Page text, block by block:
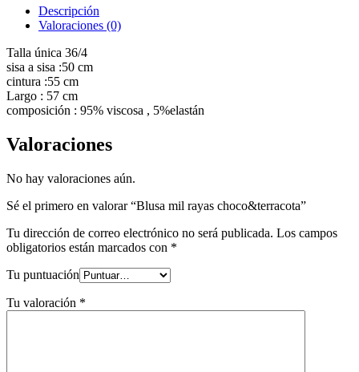
Descripción
Valoraciones (0)
Talla única 36/4
sisa a sisa :50 cm
cintura :55 cm
Largo : 57 cm
composición : 95% viscosa , 5%elastán
Valoraciones
No hay valoraciones aún.
Sé el primero en valorar “Blusa mil rayas choco&terracota”
Tu dirección de correo electrónico no será publicada. Los campos
obligatorios están marcados con *
Tu puntuación
Tu valoración *